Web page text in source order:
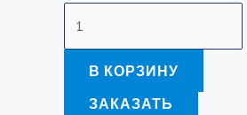
В КОРЗИНУ
ЗАКАЗАТЬ